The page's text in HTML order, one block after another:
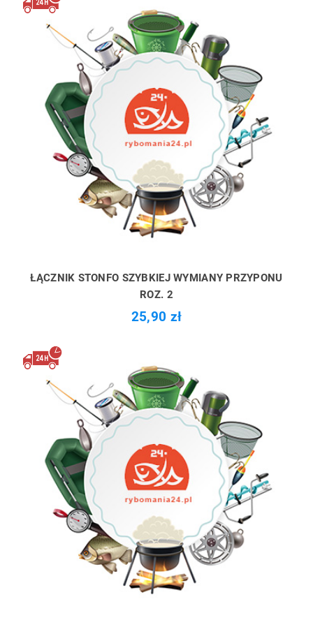
ŁĄCZNIK STONFO SZYBKIEJ WYMIANY PRZYPONU
ROZ. 2
25,90 zł